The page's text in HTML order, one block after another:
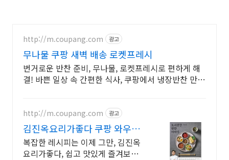
http://m.coupang.com 광고
무나물 쿠팡 새벽 배송 로켓프레시
번거로운 반찬 준비, 무나물, 로켓프레시로 편하게 해
결! 바쁜 일상 속 간편한 식사, 쿠팡에서 냉장반찬 만나
http://m.coupang.com 광고
김진옥요리가좋다 쿠팡 와우회
원 무제한 무료배송
복잡한 레시피는 이제 그만, 김진옥
요리가좋다, 쉽고 맛있게 즐겨보세